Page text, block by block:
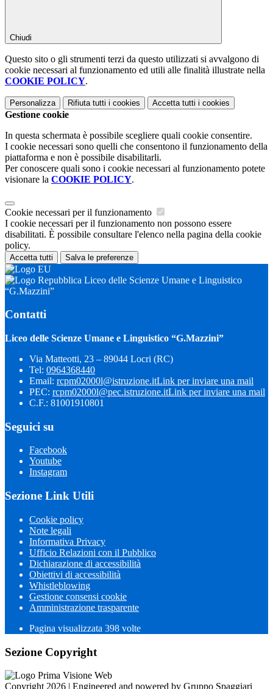
Chiudi
Questo sito o gli strumenti terzi da questo utilizzati si avvalgono di
cookie necessari al funzionamento ed utili alle finalità illustrate nella
COOKIE POLICY.
Personalizza Rifiuta tutti i cookies Accetta tutti i cookies
Gestione cookie
In questa schermata è possibile scegliere quali cookie consentire.
I cookie necessari sono quelli che consentono il funzionamento della
piattaforma e non è possibile disabilitarli.
Per conoscere quali sono i cookie necessari al funzionamento potete
visionare la COOKIE POLICY.
Cookie necessari per il funzionamento
I cookie necessari per il funzionamento non possono essere
disabilitati. È possibile consultare l'elenco nella pagina della cookie
policy.
Accetta tutti Salva le preferenze
Liceo delle Scienze Umane e Linguistico
“G.Mazzini”
Contatti
Liceo delle Scienze Umane e Linguistico “G.Mazzini”
Via Matteotti, 23 – 89044 Locri (RC)
Tel: 0964368440
Email: rcpm02000l@istruzione.itLink per inviare una mail
PEC: rcpm02000l@pec.istruzione.itLink per inviare una mail
C.F.: 81001910801
Seguici su
Facebook
Youtube
Instagram
Sezione Link Utili
Cookie policy
Note legali
Informativa Privacy
Ufficio Relazioni con il Pubblico
Dichiarazione di accessibilità
Obiettivi di accessibilità
Whistleblowing
Gestione consensi cookie
Amministrazione trasparente
Pagina visualizzata 398 volte
Sezione Copyright
Copyright 2026 | Engineered and powered by Gruppo Spaggiari